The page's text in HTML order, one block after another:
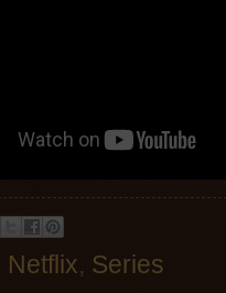
Netflix, Series